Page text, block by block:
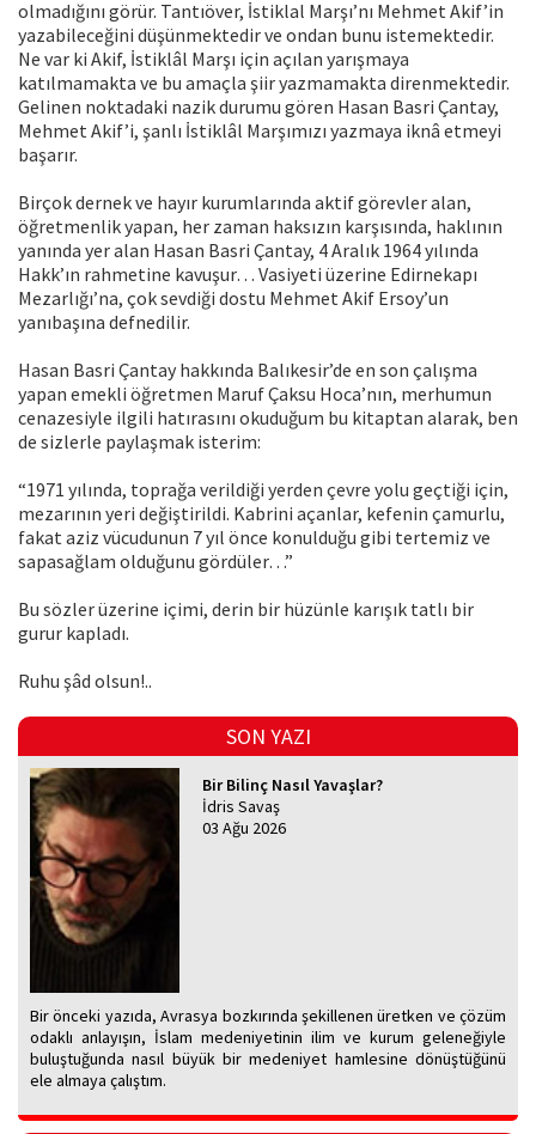
olmadığını görür. Tantıöver, İstiklal Marşı’nı Mehmet Akif’in
yazabileceğini düşünmektedir ve ondan bunu istemektedir.
Ne var ki Akif, İstiklâl Marşı için açılan yarışmaya
katılmamakta ve bu amaçla şiir yazmamakta direnmektedir.
Gelinen noktadaki nazik durumu gören Hasan Basri Çantay,
Mehmet Akif’i, şanlı İstiklâl Marşımızı yazmaya iknâ etmeyi
başarır.
Birçok dernek ve hayır kurumlarında aktif görevler alan,
öğretmenlik yapan, her zaman haksızın karşısında, haklının
yanında yer alan Hasan Basri Çantay, 4 Aralık 1964 yılında
Hakk’ın rahmetine kavuşur… Vasiyeti üzerine Edirnekapı
Mezarlığı’na, çok sevdiği dostu Mehmet Akif Ersoy’un
yanıbaşına defnedilir.
Hasan Basri Çantay hakkında Balıkesir’de en son çalışma
yapan emekli öğretmen Maruf Çaksu Hoca’nın, merhumun
cenazesiyle ilgili hatırasını okuduğum bu kitaptan alarak, ben
de sizlerle paylaşmak isterim:
“1971 yılında, toprağa verildiği yerden çevre yolu geçtiği için,
mezarının yeri değiştirildi. Kabrini açanlar, kefenin çamurlu,
fakat aziz vücudunun 7 yıl önce konulduğu gibi tertemiz ve
sapasağlam olduğunu gördüler…”
Bu sözler üzerine içimi, derin bir hüzünle karışık tatlı bir
gurur kapladı.
Ruhu şâd olsun!..
SON YAZI
Bir Bilinç Nasıl Yavaşlar?
İdris Savaş
03 Ağu 2026
Bir önceki yazıda, Avrasya bozkırında şekillenen üretken ve çözüm
odaklı anlayışın, İslam medeniyetinin ilim ve kurum geleneğiyle
buluştuğunda nasıl büyük bir medeniyet hamlesine dönüştüğünü
ele almaya çalıştım.